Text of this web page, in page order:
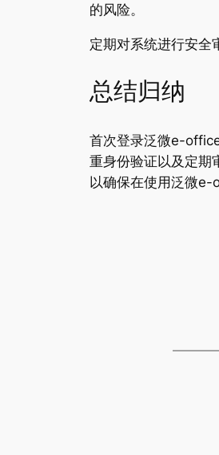
的风险。
定期对系统进行安全
总结归纳
首次登录泛微e-
重身份验证以及定期
以确保在使用泛微e-